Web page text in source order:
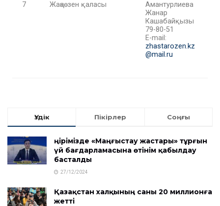
7
Жаңаөзен қаласы
Амантурлиева
Жанар
Кашабайқызы
79-80-51
E-mail:
zhastarozen.kz
@mail.ru
Үздік Пікірлер Соңғы
Өңірімізде «Маңғыстау жастары» тұрғын
үй бағдарламасына өтінім қабылдау
басталды
27/12/2024
Қазақстан халқының саны 20 миллионға
жетті